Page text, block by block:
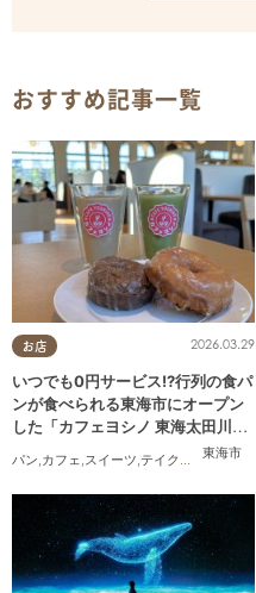
おすすめ記事一覧
お店
東海市
2026.03.29
いつでも0円サービス!?行列の食パ
ンが食べられる東海市にオープン
した「カフェヨシノ 東海太田川
パン,カフェ,スイーツ,テイクアウト ,家族